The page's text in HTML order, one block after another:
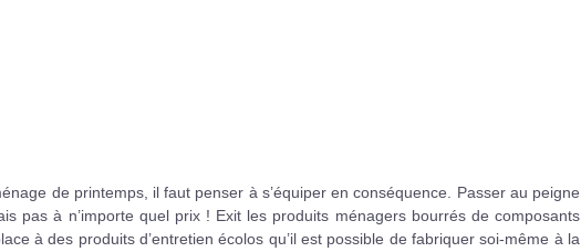
de printemps, il faut penser à s’équiper en conséquence. Passer au peigne
pas à n’importe quel prix ! Exit les produits ménagers bourrés de composants
à des produits d’entretien écolos qu’il est possible de fabriquer soi-même à la